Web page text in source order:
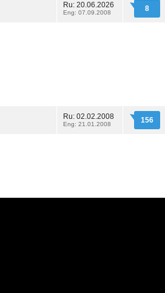
Ru: 20.06.2026
Eng: 07.09.2008 8
Ru: 02.02.2008
Eng: 21.01.2008 156